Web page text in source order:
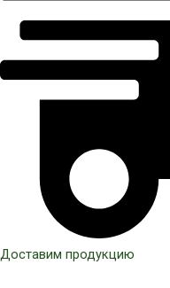
Доставим продукцию